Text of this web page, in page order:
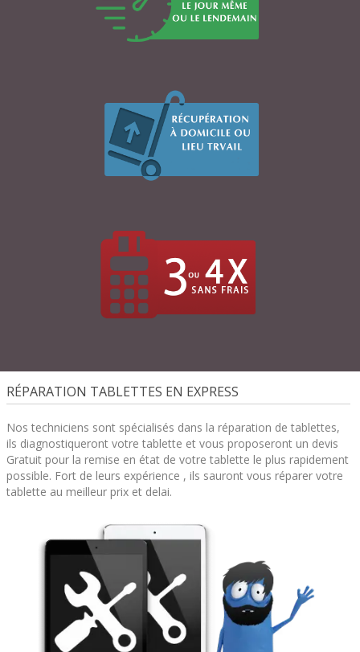
RÉPARATION TABLETTES EN EXPRESS
Nos techniciens sont spécialisés dans la réparation de tablettes,
ils diagnostiqueront votre tablette et vous proposeront un devis
Gratuit pour la remise en état de votre tablette le plus rapidement
possible. Fort de leurs expérience , ils sauront vous réparer votre
tablette au meilleur prix et delai.